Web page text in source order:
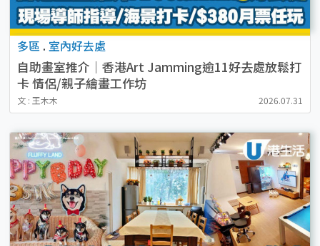
多區 . 室內好去處
自助畫室推介｜香港Art Jamming逾11好去處放鬆打
卡 情侶/親子繪畫工作坊
文 : 王木木 2026.07.31